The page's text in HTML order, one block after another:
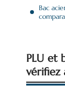
Bac
PLU et
vérifiez